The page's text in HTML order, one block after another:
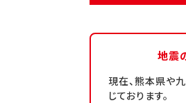
地震
現在、熊本県や
じております。